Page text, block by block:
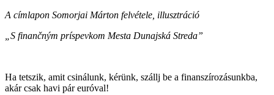
A címlapon Somorjai Márton felvétele, illusztráció
„S finančným príspevkom Mesta Dunajská Streda”
Ha tetszik, amit csinálunk, kérünk, szállj be a finanszírozásunkba,
akár csak havi pár euróval!